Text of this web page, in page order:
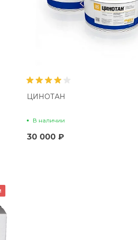
ЦИНОТАН
В наличии
30 000 ₽